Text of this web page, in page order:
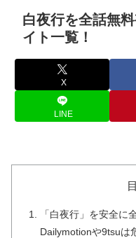
白夜行を全話無
イト一覧！
X
LINE
「白夜行」を安全に
Dailymotionや9tsuは